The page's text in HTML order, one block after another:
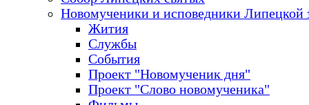
Новомученики и исповедники Липецкой
Жития
Службы
События
Проект "Новомученик дня"
Проект "Слово новомученика"